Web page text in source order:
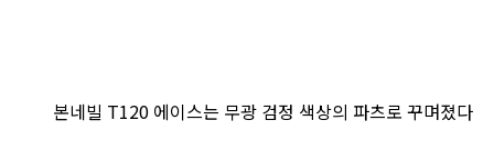
본네빌 T120 에이스는 무광 검정 색상의 파츠로 꾸며졌다